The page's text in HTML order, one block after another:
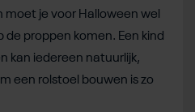
je voor Halloween wel
proppen komen. Een kind
kan iedereen natuurlijk,
een rolstoel bouwen is zo